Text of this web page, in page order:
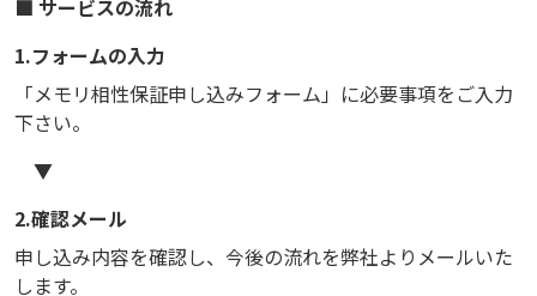
■ サービスの流れ
1.フォームの入力
「メモリ相性保証申し込みフォーム」に必要事項をご入力
下さい。
▼
2.確認メール
申し込み内容を確認し、今後の流れを弊社よりメールいた
します。